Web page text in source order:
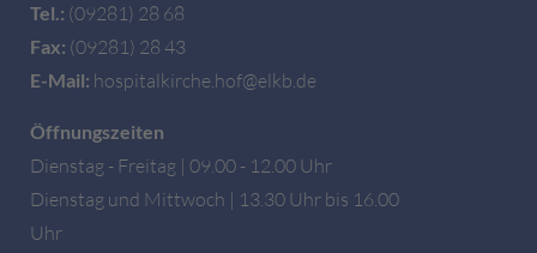
Tel.: (09281) 28 68
Fax: (09281) 28 43
E-Mail: hospitalkirche.hof@elkb.de
Öffnungszeiten
Dienstag - Freitag | 09.00 - 12.00 Uhr
Dienstag und Mittwoch | 13.30 Uhr bis 16.00
Uhr